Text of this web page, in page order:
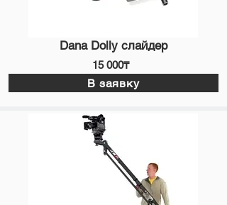
Dana Dolly слайдер
15 000₸
В заявку